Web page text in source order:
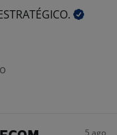
5 ago